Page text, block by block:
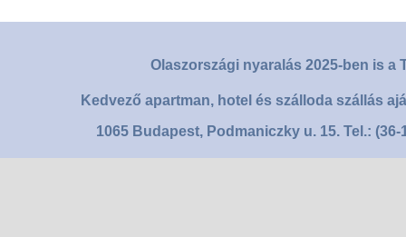
Olaszországi nyaralás 2025-ben is a
Kedvező apartman, hotel és szálloda szállás
1065 Budapest, Podmaniczky u. 15. Tel.: